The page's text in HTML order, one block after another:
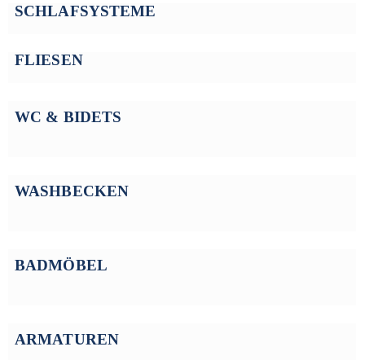
SCHLAFSYSTEME
FLIESEN
WC & BIDETS
WASHBECKEN
BADMÖBEL
ARMATUREN